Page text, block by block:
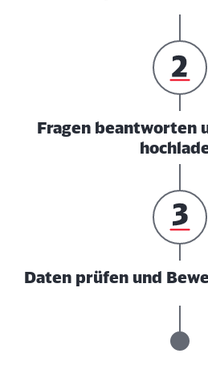
Fragen beantworten
Daten prüfen und